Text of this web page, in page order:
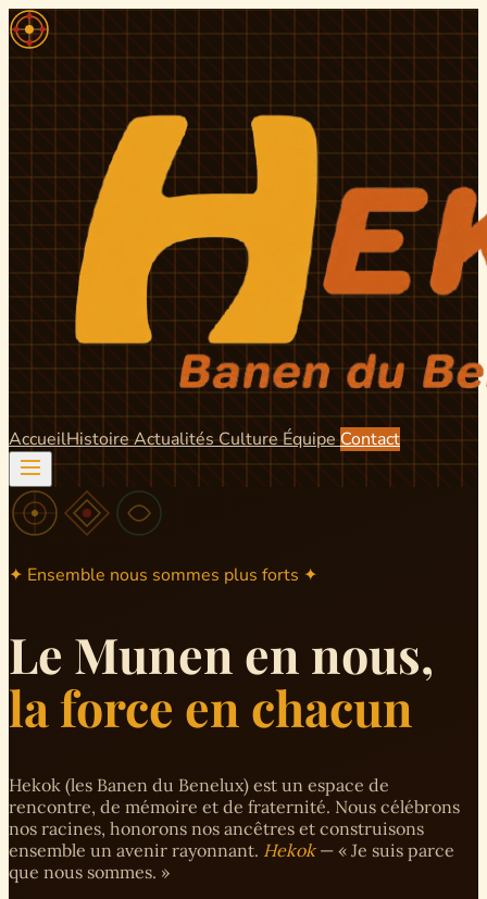
AccueilHistoire ActualitésCulture Équipe Contact
✦ Ensemble nous sommes plus forts ✦
Le Munen en nous,
la force en chacun
Hekok (les Banen du Benelux) est un espace de
rencontre, de mémoire et de fraternité. Nous célébrons
nos racines, honorons nos ancêtres et construisons
ensemble un avenir rayonnant. Hekok— « Je suis parce
que nous sommes. »